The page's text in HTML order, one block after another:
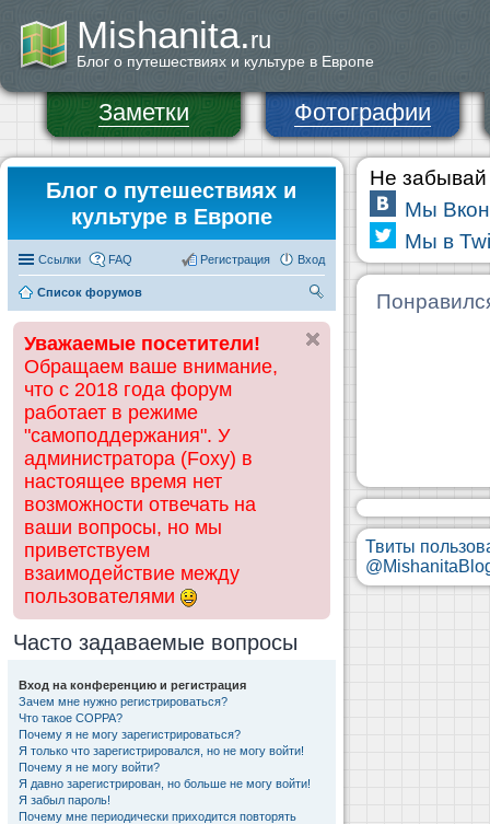
Mishanita.ru
Блог о путешествиях и культуре в Европе
Заметки Фотографии
Блог о путешествиях и
культуре в Европе
Ссылки FAQ Вход
Регистрация
Список форумов
ск
Уважаемые посетители!
Обращаем ваше внимание,
что с 2018 года форум
работает в режиме
"самоподдержания". У
администратора (Foxy) в
настоящее время нет
возможности отвечать на
ваши вопросы, но мы
приветствуем
взаимодействие между
пользователями
Часто задаваемые вопросы
Вход на конференцию и регистрация
Зачем мне нужно регистрироваться?
Что такое COPPA?
Почему я не могу зарегистрироваться?
Я только что зарегистрировался, но не могу войти!
Почему я не могу войти?
Я давно зарегистрирован, но больше не могу войти!
Я забыл пароль!
Почему мне периодически приходится повторять
Не забывай
Мы
Мы в
Твиты